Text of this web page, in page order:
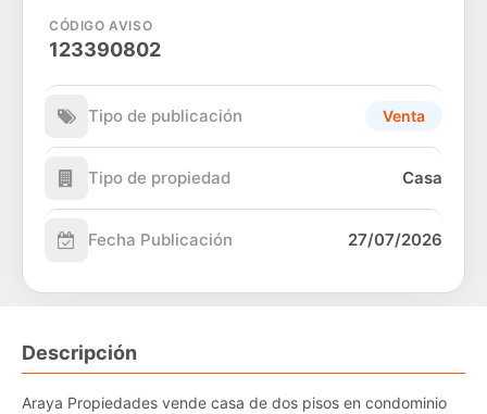
CÓDIGO AVISO
123390802
Tipo de publicación Venta
Tipo de propiedad Casa
Fecha Publicación 27/07/2026
Descripción
Araya Propiedades vende casa de dos pisos en condominio